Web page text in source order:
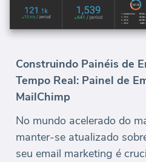
Construindo Painéis de
Tempo Real: Painel de
MailChimp
No mundo acelerado do
manter-se atualizado
seu email marketing é